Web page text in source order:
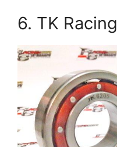
6. TK Racing